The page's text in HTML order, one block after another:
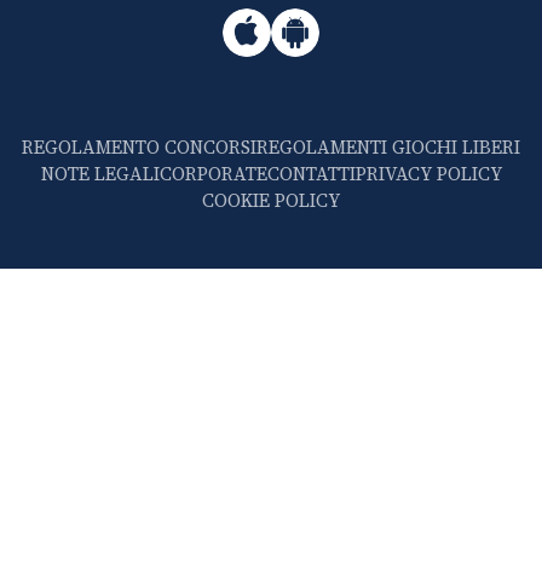
REGOLAMENTO CONCORSIREGOLAMENTI GIOCHI LIBERI
NOTE LEGALICORPORATECONTATTIPRIVACY POLICY
COOKIE POLICY